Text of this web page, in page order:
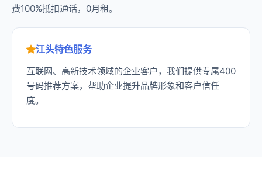
费100%抵扣通话，0月租。
江头特色服务
互联网、高新技术领域的企业客户，我们提供专属400
号码推荐方案，帮助企业提升品牌形象和客户信任
度。